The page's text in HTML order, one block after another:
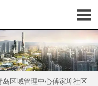

岛区域管理中心傅家埠社区